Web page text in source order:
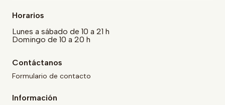
Horarios
Lunes a sábado de 10 a 21 h
Domingo de 10 a 20 h
Contáctanos
Formulario de contacto
Información